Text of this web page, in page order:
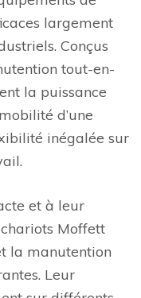
largement
Conçus
tout-en-
la puissance
d’une
inégalée sur
et à leur
Moffett
la manutention
Leur